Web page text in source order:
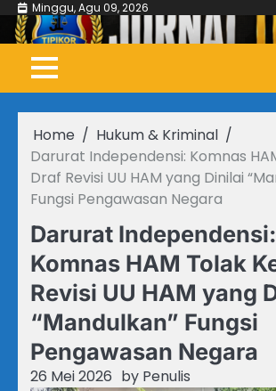
Skip
content
Minggu, Agu 09, 2026
Home
Hukum & Kriminal
Darurat Independensi: Komnas
Draf Revisi UU HAM yang Dinilai
Fungsi Pengawasan Negara
Darurat Independensi:
Komnas HAM Tolak
Revisi UU HAM yang
“Mandulkan” Fungsi
Pengawasan Negara
26 Mei 2026 by Penulis